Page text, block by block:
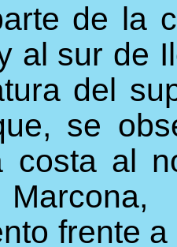
de la
al sur de
del
se
costa al
frente